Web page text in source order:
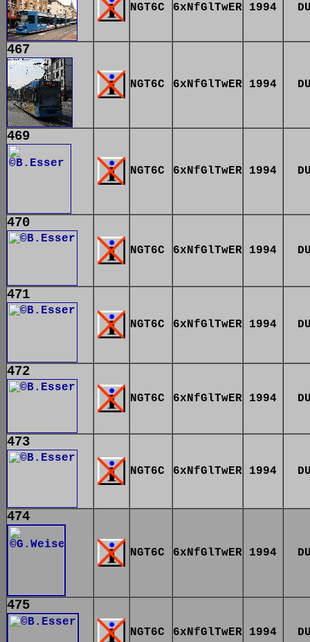
NGT6C 6xNfGlTwER 1994
467
NGT6C 6xNfGlTwER 1994
469
NGT6C 6xNfGlTwER 1994
470
NGT6C 6xNfGlTwER 1994
471
NGT6C 6xNfGlTwER 1994
472
NGT6C 6xNfGlTwER 1994
473
NGT6C 6xNfGlTwER 1994
474
NGT6C 6xNfGlTwER 1994
475
NGT6C 6xNfGlTwER 1994